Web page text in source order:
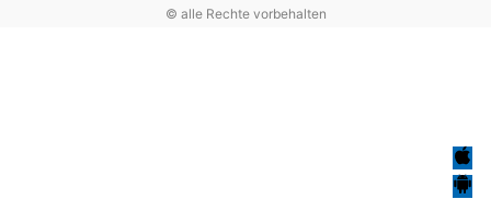
© alle Rechte vorbehalten